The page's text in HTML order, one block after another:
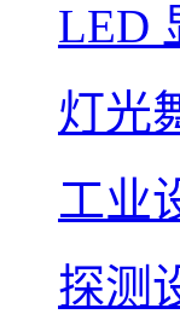
LED
灯光
工业
探测